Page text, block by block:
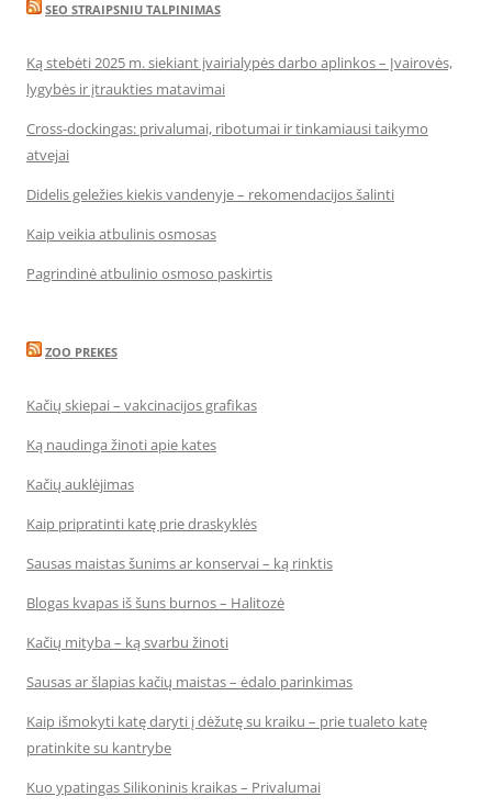
SEO STRAIPSNIU TALPINIMAS
Ką stebėti 2025 m. siekiant įvairialypės darbo aplinkos – Įvairovės,
lygybės ir įtraukties matavimai
Cross-dockingas: privalumai, ribotumai ir tinkamiausi taikymo
atvejai
Didelis geležies kiekis vandenyje – rekomendacijos šalinti
Kaip veikia atbulinis osmosas
Pagrindinė atbulinio osmoso paskirtis
ZOO PREKES
Kačių skiepai – vakcinacijos grafikas
Ką naudinga žinoti apie kates
Kačių auklėjimas
Kaip pripratinti katę prie draskyklės
Sausas maistas šunims ar konservai – ką rinktis
Blogas kvapas iš šuns burnos – Halitozė
Kačių mityba – ką svarbu žinoti
Sausas ar šlapias kačių maistas – ėdalo parinkimas
Kaip išmokyti katę daryti į dėžutę su kraiku – prie tualeto katę
pratinkite su kantrybe
Kuo ypatingas Silikoninis kraikas – Privalumai